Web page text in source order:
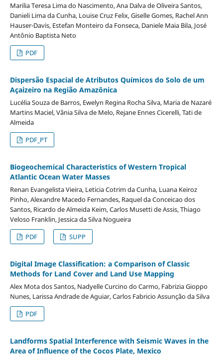
Marilia Teresa Lima do Nascimento, Ana Dalva de Oliveira Santos,
Danieli Lima da Cunha, Louise Cruz Felix, Giselle Gomes, Rachel Ann
Hauser-Davis, Estefan Monteiro da Fonseca, Daniele Maia Bila, José
Antônio Baptista Neto
PDF
Dispersão Espacial de Atributos Químicos do Solo de um
Açaizeiro na Região Amazônica
Lucélia Souza de Barros, Ewelyn Regina Rocha Silva, Maria de Nazaré
Martins Maciel, Vânia Silva de Melo, Rejane Ennes Cicerelli, Tati de
Almeida
PDF_PT
Biogeochemical Characteristics of Western Tropical
Atlantic Ocean Water Masses
Renan Evangelista Vieira, Leticia Cotrim da Cunha, Luana Keiroz
Pinho, Alexandre Macedo Fernandes, Raquel da Conceicao dos
Santos, Ricardo de Almeida Keim, Carlos Musetti de Assis, Thiago
Veloso Franklin, Jessica da Silva Nogueira
PDF
SUPP
Digital Image Classification: a Comparison of Classic
Methods for Land Cover and Land Use Mapping
Alex Mota dos Santos, Nadyelle Curcino do Carmo, Fabrizia Gioppo
Nunes, Larissa Andrade de Aguiar, Carlos Fabricio Assunção da Silva
PDF
Landforms Spatial Interference with Seismic Waves in the
Area of Influence of the Cocos Plate, Mexico